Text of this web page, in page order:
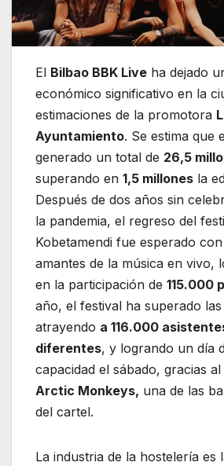
El Bilbao BBK Live ha dejado
económico significativo en la
estimaciones de la promotora
Ayuntamiento. Se estima que
generado un total de 26,5
superando en 1,5 millones la
Después de dos años sin
la pandemia, el regreso del
Kobetamendi fue esperado
amantes de la música en vivo,
en la participación de 115.000
año, el festival ha superado
atrayendo a 116.000
diferentes, y logrando un día
capacidad el sábado, gracias
Arctic Monkeys, una de las
del cartel.
La industria de la hostelería es